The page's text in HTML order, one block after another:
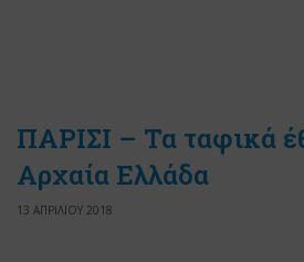
ΠΑΡΙΣΙ – Τα ταφικά
Αρχαία Ελλάδα
13 ΑΠΡΙΛΙΟΥ 2018